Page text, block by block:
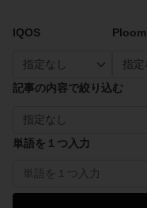
IQOS Ploom
記事の内容で絞り込む
単語を１つ入力